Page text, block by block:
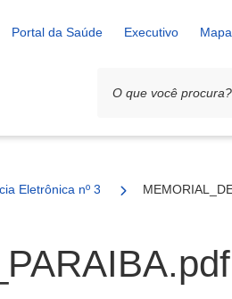
Portal da Saúde Executivo
Eletrônica nº 3/2025